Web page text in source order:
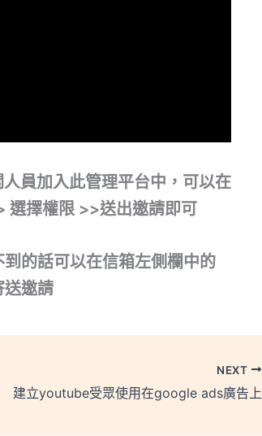
員加入此管理平台中，可以在
選擇權限 >>送出邀請即可
的話可以在信箱左側欄中的
送邀請
NEXT
建立youtube受眾使用在google ads廣告上